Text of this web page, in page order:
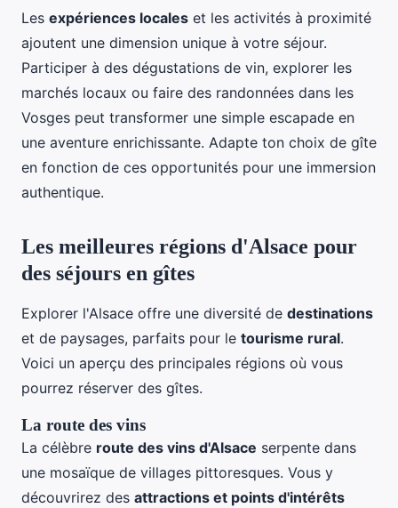
Les expériences locales et les activités à proximité
ajoutent une dimension unique à votre séjour.
Participer à des dégustations de vin, explorer les
marchés locaux ou faire des randonnées dans les
Vosges peut transformer une simple escapade en
une aventure enrichissante. Adapte ton choix de gîte
en fonction de ces opportunités pour une immersion
authentique.
Les meilleures régions d'Alsace pour
des séjours en gîtes
Explorer l'Alsace offre une diversité de destinations
et de paysages, parfaits pour le tourisme rural.
Voici un aperçu des principales régions où vous
pourrez réserver des gîtes.
La route des vins
La célèbre route des vins d'Alsace serpente dans
une mosaïque de villages pittoresques. Vous y
découvrirez des attractions et points d'intérêts